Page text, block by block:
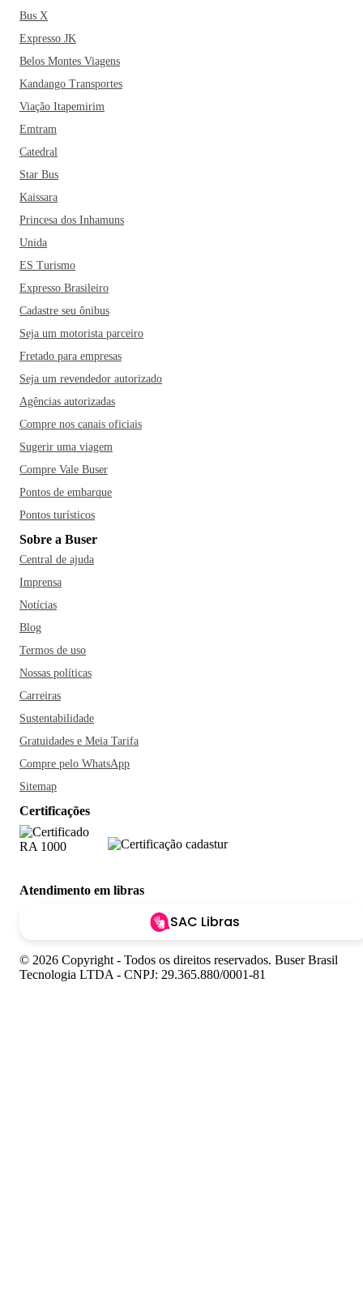
Bus X
Expresso JK
Belos Montes Viagens
Kandango Transportes
Viação Itapemirim
Emtram
Catedral
Star Bus
Kaissara
Princesa dos Inhamuns
Unida
ES Turismo
Expresso Brasileiro
Cadastre seu ônibus
Seja um motorista parceiro
Fretado para empresas
Seja um revendedor autorizado
Agências autorizadas
Compre nos canais oficiais
Sugerir uma viagem
Compre Vale Buser
Pontos de embarque
Pontos turísticos
Sobre a Buser
Central de ajuda
Imprensa
Notícias
Blog
Termos de uso
Nossas políticas
Carreiras
Sustentabilidade
Gratuidades e Meia Tarifa
Compre pelo WhatsApp
Sitemap
Certificações
Atendimento em libras
SAC Libras
© 2026 Copyright - Todos os direitos reservados. Buser Brasil
Tecnologia LTDA - CNPJ: 29.365.880/0001-81